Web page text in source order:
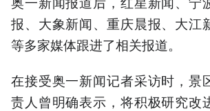
报、大象新闻、重庆晨报、大江
等多家媒体跟进了相关报道。
在接受奥一新闻记者采访时，景
责人曾明确表示，将积极研究改